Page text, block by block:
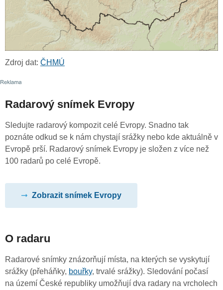
Zdroj dat: ČHMÚ
Radarový snímek Evropy
Sledujte radarový kompozit celé Evropy. Snadno tak
poznáte odkud se k nám chystají srážky nebo kde aktuálně v
Evropě prší. Radarový snímek Evropy je složen z více než
100 radarů po celé Evropě.
Zobrazit snímek Evropy
O radaru
Radarové snímky znázorňují místa, na kterých se vyskytují
srážky (přeháňky, bouřky, trvalé srážky). Sledování počasí
na území České republiky umožňují dva radary na vrcholech